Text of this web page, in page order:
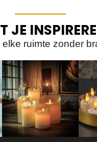
JE
elke ruimte zonder